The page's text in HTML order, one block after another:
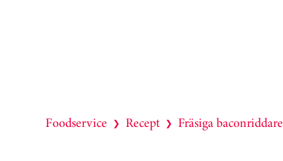
Foodservice ❯ Recept ❯ Fräsiga baconriddare